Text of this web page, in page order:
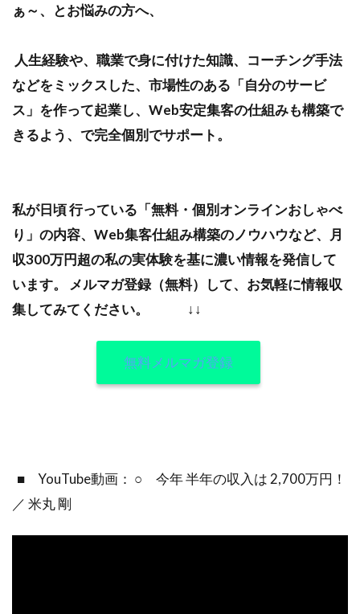
ぁ～、とお悩みの方へ、
人生経験や、職業で身に付けた知識、コーチング手法
などをミックスした、市場性のある「自分のサービ
ス」を作って起業し、Web安定集客の仕組みも構築で
きるよう、で完全個別でサポート。
私が日頃 行っている「無料・個別オンラインおしゃべ
り」の内容、Web集客仕組み構築のノウハウなど、月
収300万円超の私の実体験を基に濃い情報を発信して
います。
メルマガ登録（無料）して、お気軽に情報収
集してみてください。
↓↓
無料メルマガ登録
■ YouTube動画： ○ 今年 半年の収入は 2,700万円！
／ 米丸 剛